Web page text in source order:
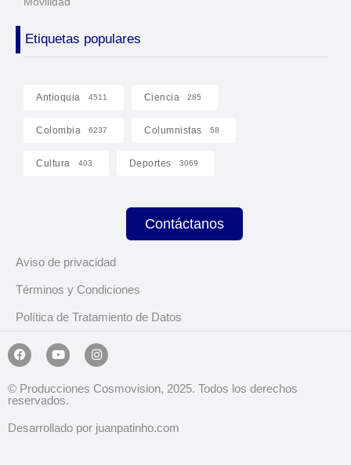
Etiquetas populares
Antioquia 4511 Ciencia 285
Colombia 6237 Columnistas 58
Cultura 403 Deportes 3069
Contáctanos
Aviso de privacidad
Términos y Condiciones
Política de Tratamiento de Datos
© Producciones Cosmovision, 2025. Todos los derechos
reservados.
Desarrollado por juanpatinho.com